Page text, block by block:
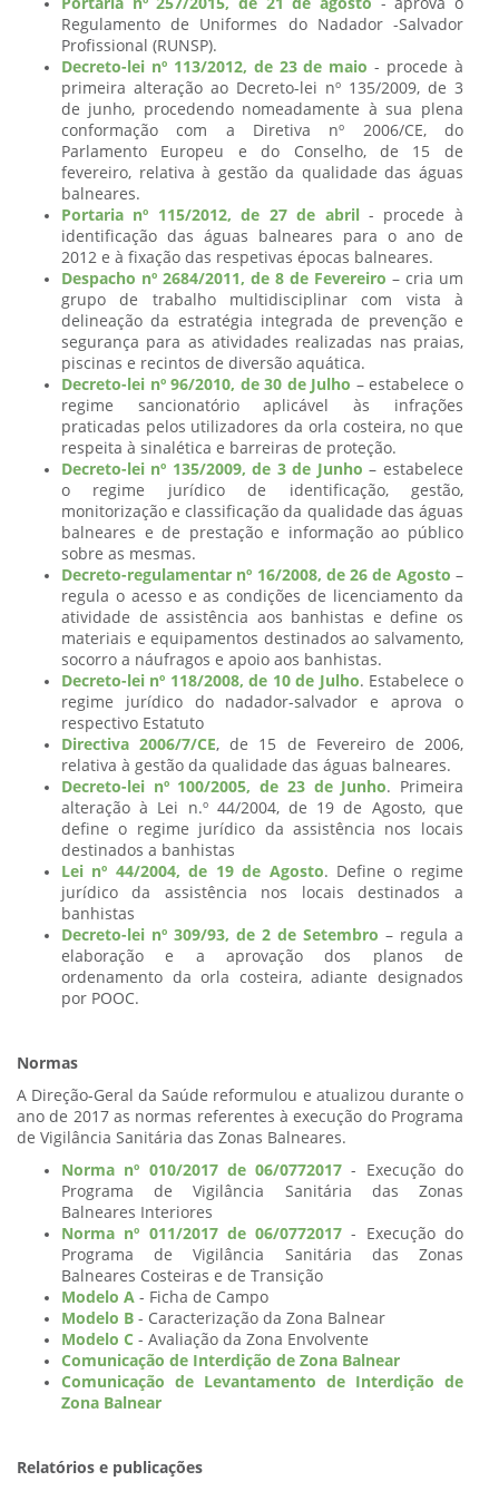
Portaria nº 257/2015, de 21 de agosto - aprova o
Regulamento de Uniformes do Nadador -Salvador
Profissional (RUNSP).
Decreto-lei nº 113/2012, de 23 de maio - procede à
primeira alteração ao Decreto-lei nº 135/2009, de 3
de junho, procedendo nomeadamente à sua plena
conformação com a Diretiva nº 2006/CE, do
Parlamento Europeu e do Conselho, de 15 de
fevereiro, relativa à gestão da qualidade das águas
balneares.
Portaria nº 115/2012, de 27 de abril
- procede à
identificação das águas balneares para o ano de
2012 e à fixação das respetivas épocas balneares.
Despacho nº 2684/2011, de 8 de Fevereiro – cria um
grupo de trabalho multidisciplinar com vista à
delineação da estratégia integrada de prevenção e
segurança para as atividades realizadas nas praias,
piscinas e recintos de diversão aquática.
Decreto-lei nº 96/2010, de 30 de Julho – estabelece o
regime sancionatório aplicável às infrações
praticadas pelos utilizadores da orla costeira, no que
respeita à sinalética e barreiras de proteção.
Decreto-lei nº 135/2009, de 3 de Junho – estabelece
o regime jurídico de identificação, gestão,
monitorização e classificação da qualidade das águas
balneares e de prestação e informação ao público
sobre as mesmas.
Decreto-regulamentar nº 16/2008, de 26 de Agosto –
regula o acesso e as condições de licenciamento da
atividade de assistência aos banhistas e define os
materiais e equipamentos destinados ao salvamento,
socorro a náufragos e apoio aos banhistas.
Decreto-lei nº 118/2008, de 10 de Julho. Estabelece o
regime jurídico do nadador-salvador e aprova o
respectivo Estatuto
Directiva 2006/7/CE, de 15 de Fevereiro de 2006,
relativa à gestão da qualidade das águas balneares.
Decreto-lei nº 100/2005, de 23 de Junho. Primeira
alteração à Lei n.º 44/2004, de 19 de Agosto, que
define o regime jurídico da assistência nos locais
destinados a banhistas
Lei nº 44/2004, de 19 de Agosto. Define o regime
jurídico da assistência nos locais destinados a
banhistas
Decreto-lei nº 309/93, de 2 de Setembro – regula a
elaboração e a aprovação dos planos de
ordenamento da orla costeira, adiante designados
por POOC.
Normas
A Direção-Geral da Saúde reformulou e atualizou durante o
ano de 2017 as normas referentes à execução do Programa
de Vigilância Sanitária das Zonas Balneares.
Norma nº 010/2017 de 06/0772017 - Execução do
Programa de Vigilância Sanitária das Zonas
Balneares Interiores
Norma nº 011/2017 de 06/0772017 - Execução do
Programa de Vigilância Sanitária das Zonas
Balneares Costeiras e de Transição
Modelo A - Ficha de Campo
Modelo B - Caracterização da Zona Balnear
Modelo C - Avaliação da Zona Envolvente
Comunicação de Interdição de Zona Balnear
Comunicação de Levantamento de Interdição de
Zona Balnear
Relatórios e publicações